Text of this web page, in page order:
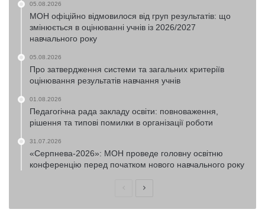
05.08.2026
МОН офіційно відмовилося від груп результатів: що
змінюється в оцінюванні учнів із 2026/2027
навчального року
05.08.2026
Про затвердження системи та загальних критеріїв
оцінювання результатів навчання учнів
01.08.2026
Педагогічна рада закладу освіти: повноваження,
рішення та типові помилки в організації роботи
31.07.2026
«Серпнева-2026»: МОН проведе головну освітню
конференцію перед початком нового навчального року
ПопередняНаступна